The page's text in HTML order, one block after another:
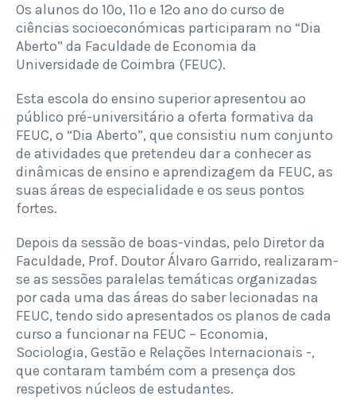
Os alunos do 10º, 11º e 12º ano do curso de
ciências socioeconómicas participaram no “Dia
Aberto” da Faculdade de Economia da
Universidade de Coimbra (FEUC).
Esta escola do ensino superior apresentou ao
público pré-universitário a oferta formativa da
FEUC, o “Dia Aberto”, que consistiu num conjunto
de atividades que pretendeu dar a conhecer as
dinâmicas de ensino e aprendizagem da FEUC, as
suas áreas de especialidade e os seus pontos
fortes.
Depois da sessão de boas-vindas, pelo Diretor da
Faculdade, Prof. Doutor Álvaro Garrido, realizaram-
se as sessões paralelas temáticas organizadas
por cada uma das áreas do saber lecionadas na
FEUC, tendo sido apresentados os planos de cada
curso a funcionar na FEUC – Economia,
Sociologia, Gestão e Relações Internacionais -,
que contaram também com a presença dos
respetivos núcleos de estudantes.